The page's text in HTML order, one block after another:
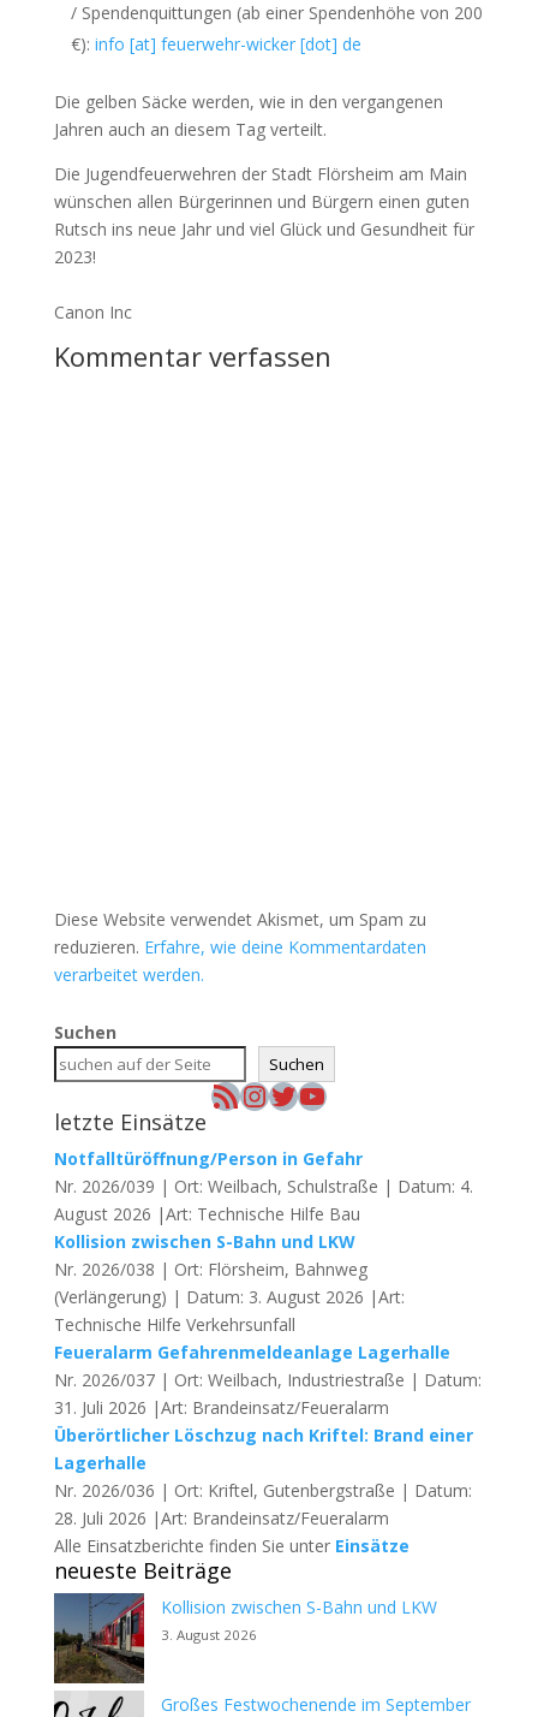
/ Spendenquittungen (ab einer Spendenhöhe von 200
€): info [at] feuerwehr-wicker [dot] de
Die gelben Säcke werden, wie in den vergangenen
Jahren auch an diesem Tag verteilt.
Die Jugendfeuerwehren der Stadt Flörsheim am Main
wünschen allen Bürgerinnen und Bürgern einen guten
Rutsch ins neue Jahr und viel Glück und Gesundheit für
2023!
Canon Inc
Kommentar verfassen
Diese Website verwendet Akismet, um Spam zu
reduzieren. Erfahre, wie deine Kommentardaten
verarbeitet werden.
Suchen
Suchen
RSS-FeedInstagram
Twitter
YouTube
letzte Einsätze
Notfalltüröffnung/Person in Gefahr
Nr. 2026/039 | Ort: Weilbach, Schulstraße | Datum: 4.
August 2026 |Art: Technische Hilfe Bau
Kollision zwischen S-Bahn und LKW
Nr. 2026/038 | Ort: Flörsheim, Bahnweg
(Verlängerung) | Datum: 3. August 2026 |Art:
Technische Hilfe Verkehrsunfall
Feueralarm Gefahrenmeldeanlage Lagerhalle
Nr. 2026/037 | Ort: Weilbach, Industriestraße | Datum:
31. Juli 2026 |Art: Brandeinsatz/Feueralarm
Überörtlicher Löschzug nach Kriftel: Brand einer
Lagerhalle
Nr. 2026/036 | Ort: Kriftel, Gutenbergstraße | Datum:
28. Juli 2026 |Art: Brandeinsatz/Feueralarm
Alle Einsatzberichte finden Sie unter Einsätze
neueste Beiträge
Kollision zwischen S-Bahn und LKW
3. August 2026
Großes Festwochenende im September